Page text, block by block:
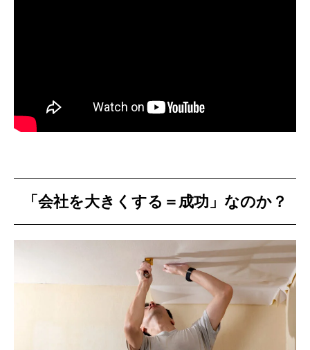
「会社を大きくする＝成功」なのか？